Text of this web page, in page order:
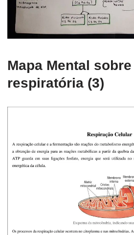
Mapa Mental
respiratória (3)